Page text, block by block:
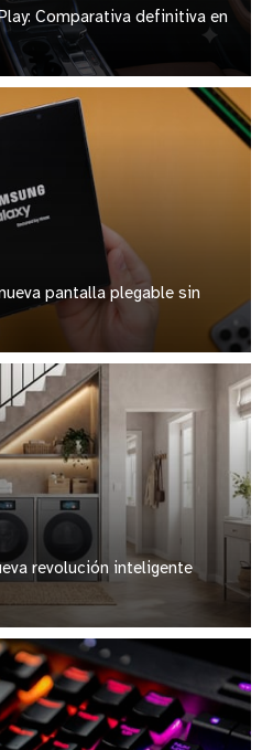
Comparativa definitiva en
pantalla plegable sin
revolución inteligente